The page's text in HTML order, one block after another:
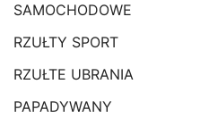
SAMOCHODOWE
RZUŁTY SPORT
RZUŁTE UBRANIA
PAPADYWANY